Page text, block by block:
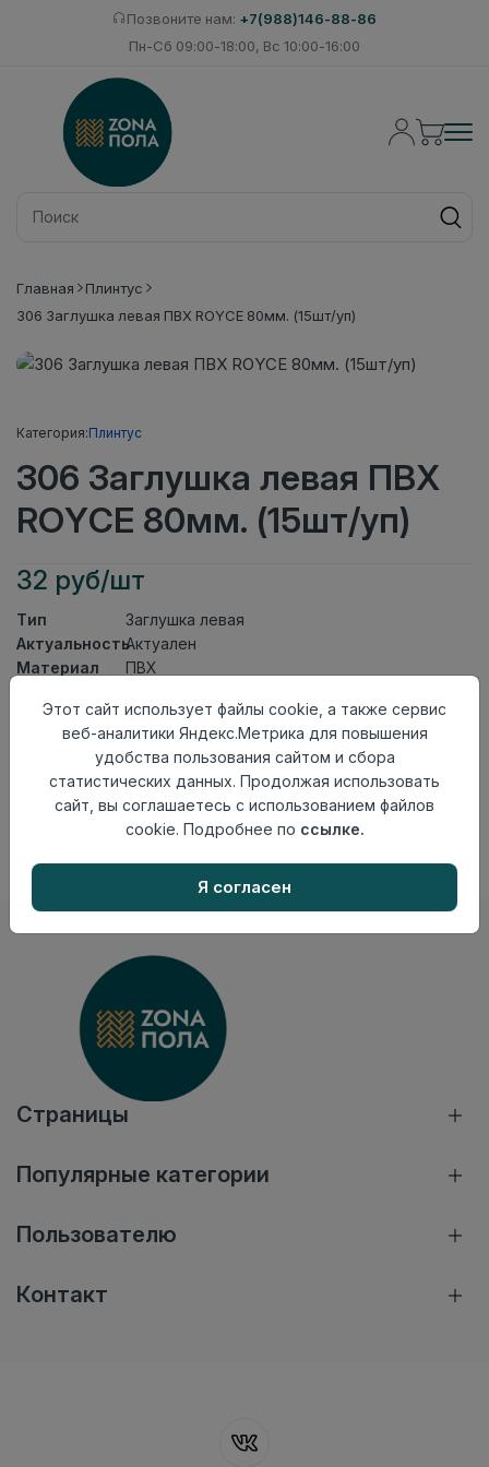
Позвоните нам: +7(988)146-88-86
Пн-Сб 09:00-18:00, Вс 10:00-16:00
Главная
Плинтус
306 Заглушка левая ПВХ ROYCE 80мм. (15шт/уп)
Категория:Плинтус
306 Заглушка левая ПВХ
ROYCE 80мм. (15шт/уп)
32 руб/шт
Тип
Заглушка левая
АктуальностьАктуален
Материал
ПВХ
Осталось134 шт
Добавить в корзину
Внимание! Внешний вид товара может отличаться от
представленного на настоящем сайте. Проверяйте
наличие необходимых характеристик и комплектации
Страницы
Популярные категории
Пользователю
Контакт
Этот сайт использует файлы cookie, а также сервис
веб-аналитики Яндекс.Метрика для повышения
удобства пользования сайтом и сбора
статистических данных. Продолжая использовать
сайт, вы соглашаетесь с использованием файлов
cookie. Подробнее по ссылке.
Я согласен